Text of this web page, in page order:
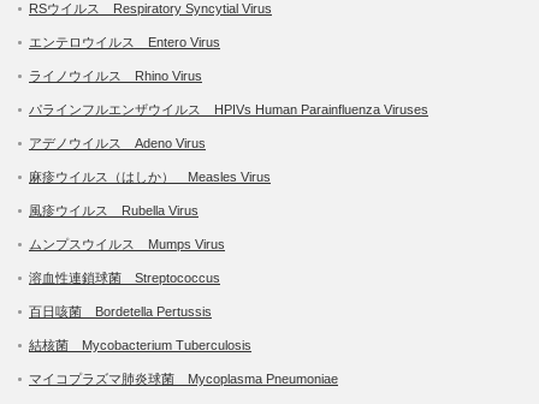
RSウイルス Respiratory Syncytial Virus
エンテロウイルス Entero Virus
ライノウイルス Rhino Virus
パラインフルエンザウイルス HPIVs Human Parainfluenza Viruses
アデノウイルス Adeno Virus
麻疹ウイルス（はしか） Measles Virus
風疹ウイルス Rubella Virus
ムンプスウイルス Mumps Virus
溶血性連鎖球菌 Streptococcus
百日咳菌 Bordetella Pertussis
結核菌 Mycobacterium Tuberculosis
マイコプラズマ肺炎球菌 Mycoplasma Pneumoniae